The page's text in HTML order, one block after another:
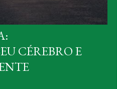
CÉREBRO E